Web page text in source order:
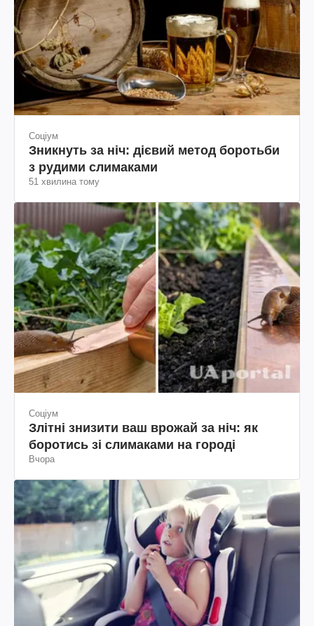
Соціум
Зникнуть за ніч: дієвий метод боротьби
з рудими слимаками
51 хвилина тому
Соціум
Злітні знизити ваш врожай за ніч: як
боротись зі слимаками на городі
Вчора